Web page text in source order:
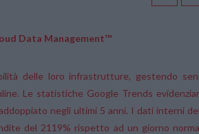
Data Management™
delle loro infrastrutture, gestendo
Le statistiche Google Trends
negli ultimi 5 anni. I dati interni
del 2119% rispetto ad un giorno